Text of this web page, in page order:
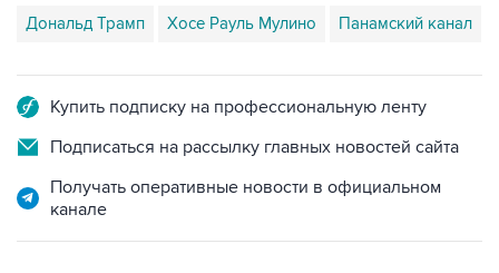
Дональд Трамп Хосе Рауль Мулино Панамский канал
Купить подписку на профессиональную ленту
Подписаться на рассылку главных новостей сайта
Получать оперативные новости в официальном
канале